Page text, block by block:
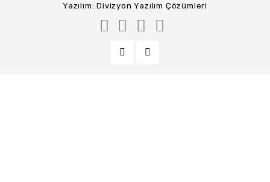
Yazılım:Divizyon Yazılım Çözümleri